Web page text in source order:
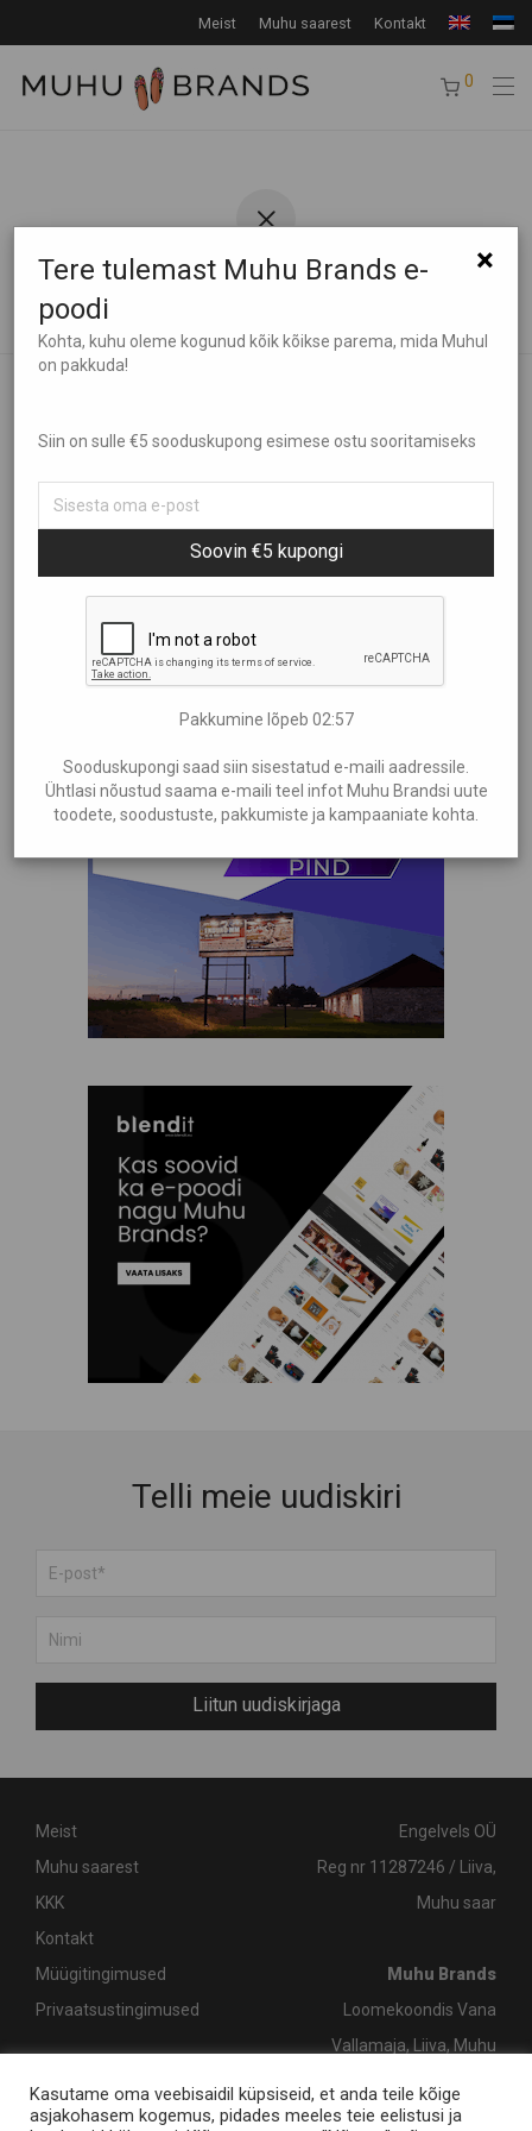
Meist Muhu saarest Kontakt
0
Tagasi poodi
Telli meie uudiskiri
Liitun uudiskirjaga
Meist
Muhu saarest
KKK
Kontakt
Müügitingimused
Privaatsustingimused
Engelvels OÜ
Reg nr 11287246 / Liiva,
Muhu saar
Muhu Brands
Loomekoondis Vana
Vallamaja, Liiva, Muhu
+372 662 8863
Kasutame oma veebisaidil küpsiseid, et anda teile kõige
asjakohasem kogemus, pidades meeles teie eelistusi ja
×
Tere tulemast Muhu Brands e-
poodi
Kohta, kuhu oleme kogunud kõik kõikse parema, mida Muhul
on pakkuda!
Siin on sulle €5 sooduskupong esimese ostu sooritamiseks
Soovin €5 kupongi
Pakkumine lõpeb 02:57
Sooduskupongi saad siin sisestatud e-maili aadressile.
Ühtlasi nõustud saama e-maili teel infot Muhu Brandsi uute
toodete, soodustuste, pakkumiste ja kampaaniate kohta.